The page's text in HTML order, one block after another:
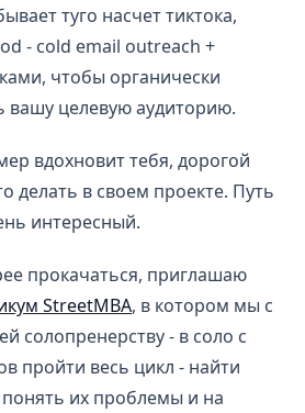
туго насчет тиктока,
- cold email outreach +
чтобы органически
вашу целевую аудиторию.
вдохновит тебя, дорогой
делать в своем проекте. Путь
интересный.
прокачаться, приглашаю
StreetMBA, в котором мы с
солопренерству - в соло с
пройти весь цикл - найти
их проблемы и на